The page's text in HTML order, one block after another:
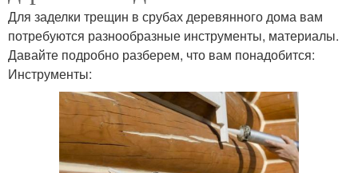
Для заделки трещин в срубах деревянного дома вам
потребуются разнообразные инструменты, материалы.
Давайте подробно разберем, что вам понадобится:
Инструменты: